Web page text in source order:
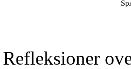
Refleksioner